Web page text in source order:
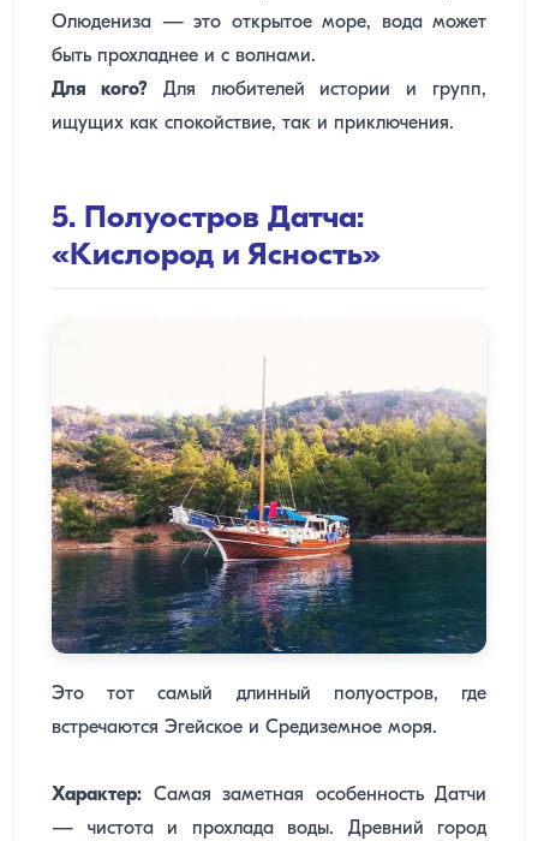
Олюдениза — это открытое море, вода может
быть прохладнее и с волнами.
Для кого?Для любителей истории и групп,
ищущих как спокойствие, так и приключения.
5. Полуостров Датча:
«Кислород и Ясность»
Это тот самый длинный полуостров, где
встречаются Эгейское и Средиземное моря.
Характер: Самая заметная особенность Датчи
— чистота и прохлада воды. Древний город